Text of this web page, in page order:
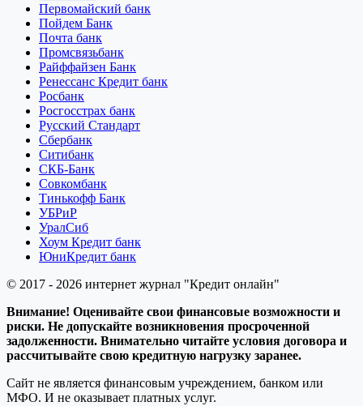
Первомайский банк
Пойдем Банк
Почта банк
Промсвязьбанк
Райффайзен Банк
Ренессанс Кредит банк
Росбанк
Росгосстрах банк
Русский Стандарт
Сбербанк
Ситибанк
СКБ-Банк
Совкомбанк
Тинькофф Банк
УБРиР
УралСиб
Хоум Кредит банк
ЮниКредит банк
© 2017 - 2026 интернет журнал "Кредит онлайн"
Внимание! Оценивайте свои финансовые возможности и
риски. Не допускайте возникновения просроченной
задолженности. Внимательно читайте условия договора и
рассчитывайте свою кредитную нагрузку заранее.
Сайт не является финансовым учреждением, банком или
МФО. И не оказывает платных услуг.